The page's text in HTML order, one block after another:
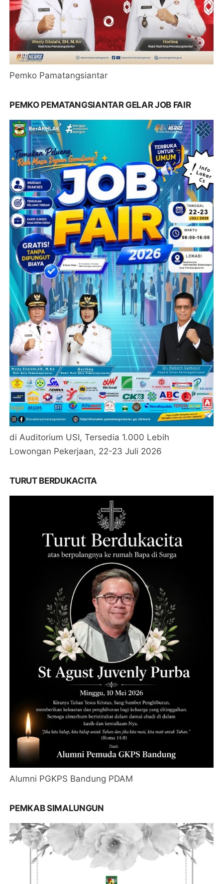
Pemko Pamatangsiantar
PEMKO PEMATANGSIANTAR GELAR JOB FAIR
di Auditorium USI, Tersedia 1.000 Lebih
Lowongan Pekerjaan, 22-23 Juli 2026
TURUT BERDUKACITA
Alumni PGKPS Bandung PDAM
PEMKAB SIMALUNGUN